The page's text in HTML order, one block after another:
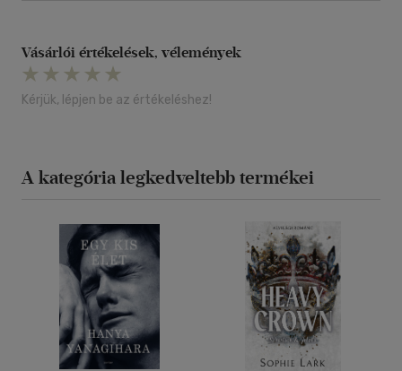
Vásárlói értékelések, vélemények
Kérjük, lépjen be az értékeléshez!
A kategória legkedveltebb termékei